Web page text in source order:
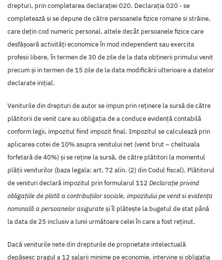
drepturi, prin completarea declarației 020. Declarația 020 - se
completează si se depune de către persoanele fizice romane si străine,
care dețin cod numeric personal, altele decât persoanele fizice care
desfășoară activități economice în mod independent sau exercita
profesii libere, în termen de 30 de zile de la data obținerii primului venit
precum și in termen de 15 zile de la data modificării ulterioare a datelor
declarate inițial.
Veniturile din drepturi de autor se impun prin reținere la sursă de către
plătitorii de venit care au obligația de a conduce evidență contabilă
conform legii, impozitul fiind impozit final. Impozitul se calculează prin
aplicarea cotei de 10% asupra venitului net (venit brut – cheltuiala
forfetară de 40%) și se reține la sursă, de către plătitori la momentul
plății veniturilor (baza legala: art. 72 alin. (2) din Codul fiscal). Plătitorul
de venituri declară impozitul prin formularul 112 Declarație privind
obligațiile de plată a contribuțiilor sociale, impozitului pe venit si evidența
nominală a persoanelor asigurateși îl plătește la bugetul de stat până
la data de 25 inclusiv a lunii următoare celei în care a fost reținut.
Dacă veniturile nete din drepturile de proprietate intelectuală
depășesc pragul a 12 salarii minime pe economie, intervine și obligația